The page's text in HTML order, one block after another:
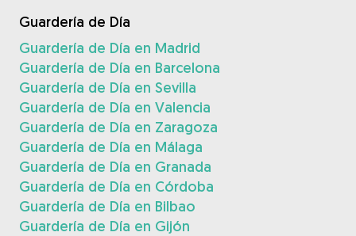
Guardería de Día
Guardería de Día en Madrid
Guardería de Día en Barcelona
Guardería de Día en Sevilla
Guardería de Día en Valencia
Guardería de Día en Zaragoza
Guardería de Día en Málaga
Guardería de Día en Granada
Guardería de Día en Córdoba
Guardería de Día en Bilbao
Guardería de Día en Gijón